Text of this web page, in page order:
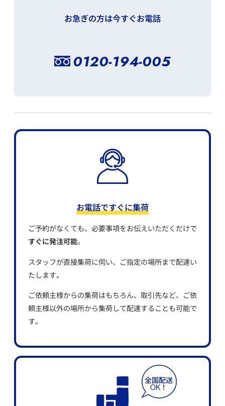
お急ぎの方は今すぐお電話
0120-194-005
お電話ですぐに集荷
ご予約がなくても、必要事項をお伝えいただくだけで
すぐに発注可能。
スタッフが直接集荷に伺い、ご指定の場所まで配達い
たします。
ご依頼主様からの集荷はもちろん、取引先など、ご依
頼主様以外の場所から集荷して配達することも可能で
す。